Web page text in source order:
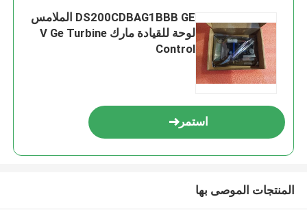
DS200CDBAG1BBB GE الملامس
لوحة للقيادة مارك V Ge Turbine
Control
استمر
المنتجات الموصى بها